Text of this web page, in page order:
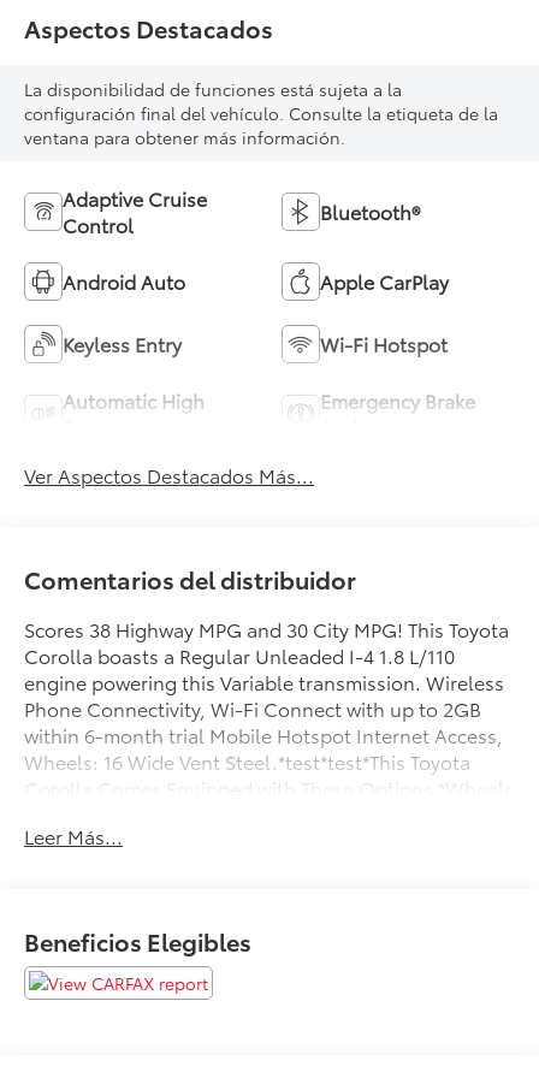
Aspectos Destacados
La disponibilidad de funciones está sujeta a la
configuración final del vehículo. Consulte la etiqueta de la
ventana para obtener más información.
Adaptive Cruise
Control
Bluetooth®
Android Auto Apple CarPlay
Keyless Entry Wi-Fi Hotspot
Automatic High
Emergency Brake
Ver Aspectos Destacados Más...
Comentarios del distribuidor
Scores 38 Highway MPG and 30 City MPG! This Toyota
Corolla boasts a Regular Unleaded I-4 1.8 L/110
engine powering this Variable transmission. Wireless
Phone Connectivity, Wi-Fi Connect with up to 2GB
within 6-month trial Mobile Hotspot Internet Access,
Wheels: 16 Wide Vent Steel.*test*test*This Toyota
Corolla Comes Equipped with These Options *Wheels
Urethane Gear Shifter Material, Trunk Rear Cargo
Smart Device Integration.*Stop By Today:*Advertised
prices include all mandatory dealer fees and any
dealer-installed accessories. Advertised prices do not
Leer Más...
Beneficios Elegibles